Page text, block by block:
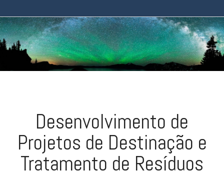
Desenvolvimento de
Projetos de Destinação e
Tratamento de Resíduos